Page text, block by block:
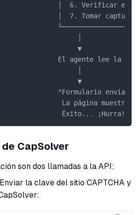
│  6. Verificar el
│  7. Tomar
▼
El agente lee la
▼
"Formulario enviado
La página muestra:
Éxito... ¡Hurra!"
CapSolver
son dos llamadas a la API:
la clave del sitio CAPTCHA y